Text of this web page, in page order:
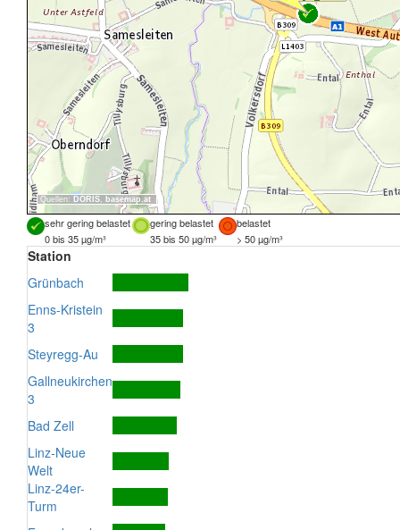
Quellen: DORIS, basemap.at
sehr gering belastet gering belastet
belastet
0 bis 35 µg/m³
35 bis 50 µg/m³ > 50 µg/m³
Station
Grünbach
Enns-Kristein
3
Steyregg-Au
Gallneukirchen
3
Bad Zell
Linz-Neue
Welt
Linz-24er-
Turm